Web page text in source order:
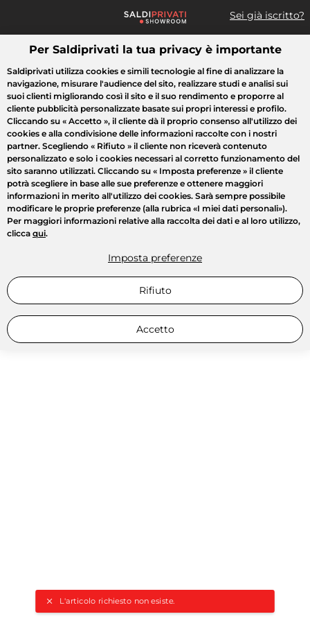
Sei già iscritto?
Cosa cerchi?
L'articolo richiesto non esiste.
Tutte le vendite Moda Casa Bellezza Elettrodomestici
Per Saldiprivati la tua privacy è importante
Saldiprivati utilizza cookies e simili tecnologie al fine di analizzare la
navigazione, misurare l'audience del sito, realizzare studi e analisi sui
suoi clienti migliorando così il sito e il suo rendimento e proporre al
cliente pubblicità personalizzate basate sui propri interessi e profilo.
Cliccando su « Accetto », il cliente dà il proprio consenso all'utilizzo dei
cookies e alla condivisione delle informazioni raccolte con i nostri
partner. Scegliendo « Rifiuto » il cliente non riceverà contenuto
personalizzato e solo i cookies necessari al corretto funzionamento del
sito saranno utilizzati. Cliccando su « Imposta preferenze » il cliente
potrà scegliere in base alle sue preferenze e ottenere maggiori
informazioni in merito all'utilizzo dei cookies. Sarà sempre possibile
modificare le proprie preferenze (alla rubrica «I miei dati personali»).
Per maggiori informazioni relative alla raccolta dei dati e al loro utilizzo,
clicca qui.
Imposta preferenze
Rifiuto
Accetto